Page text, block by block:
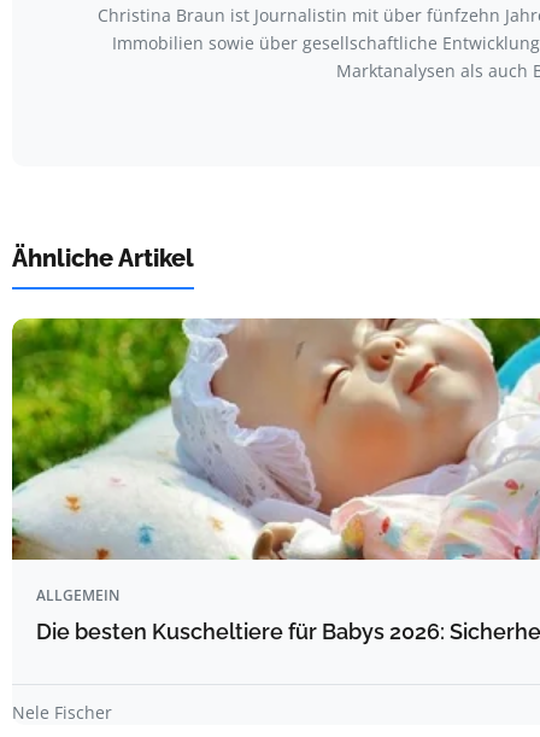
Christina Braun ist Journalistin mit über fünfzehn
Immobilien sowie über gesellschaftliche
Marktanalysen als
Ähnliche Artikel
ALLGEMEIN
Die besten Kuscheltiere für Babys 2026:
Nele Fischer